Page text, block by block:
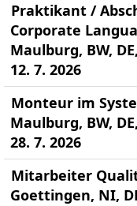
Praktikant /
Corporate
Maulburg, BW,
12. 7. 2026
Monteur im
Maulburg, BW,
28. 7. 2026
Mitarbeiter
Goettingen, NI,